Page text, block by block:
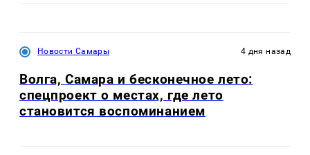
Новости Самары 4 дня назад
Волга, Самара и бесконечное лето:
спецпроект о местах, где лето
становится воспоминанием